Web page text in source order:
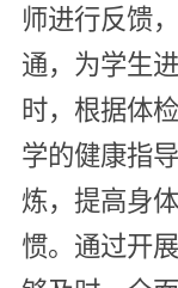
师进行反馈
通，为学生
时，根据体
学的健康指
炼，提高身
惯。通过开